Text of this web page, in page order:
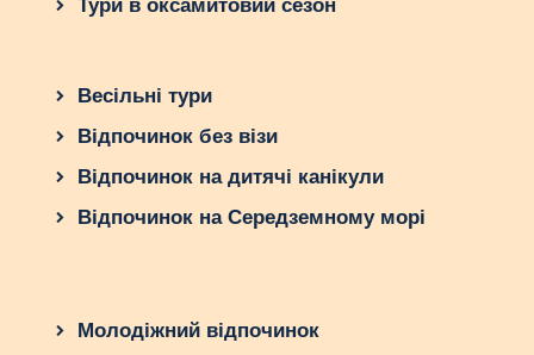
Тури в оксамитовий сезон
Весільні тури
Відпочинок без візи
Відпочинок на дитячі канікули
Відпочинок на Середземному морі
Молодіжний відпочинок